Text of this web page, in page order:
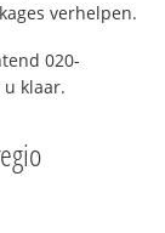
verhelpen.
020-
u klaar.